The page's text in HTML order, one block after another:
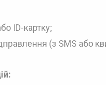
ID-картку;
(з SMS або